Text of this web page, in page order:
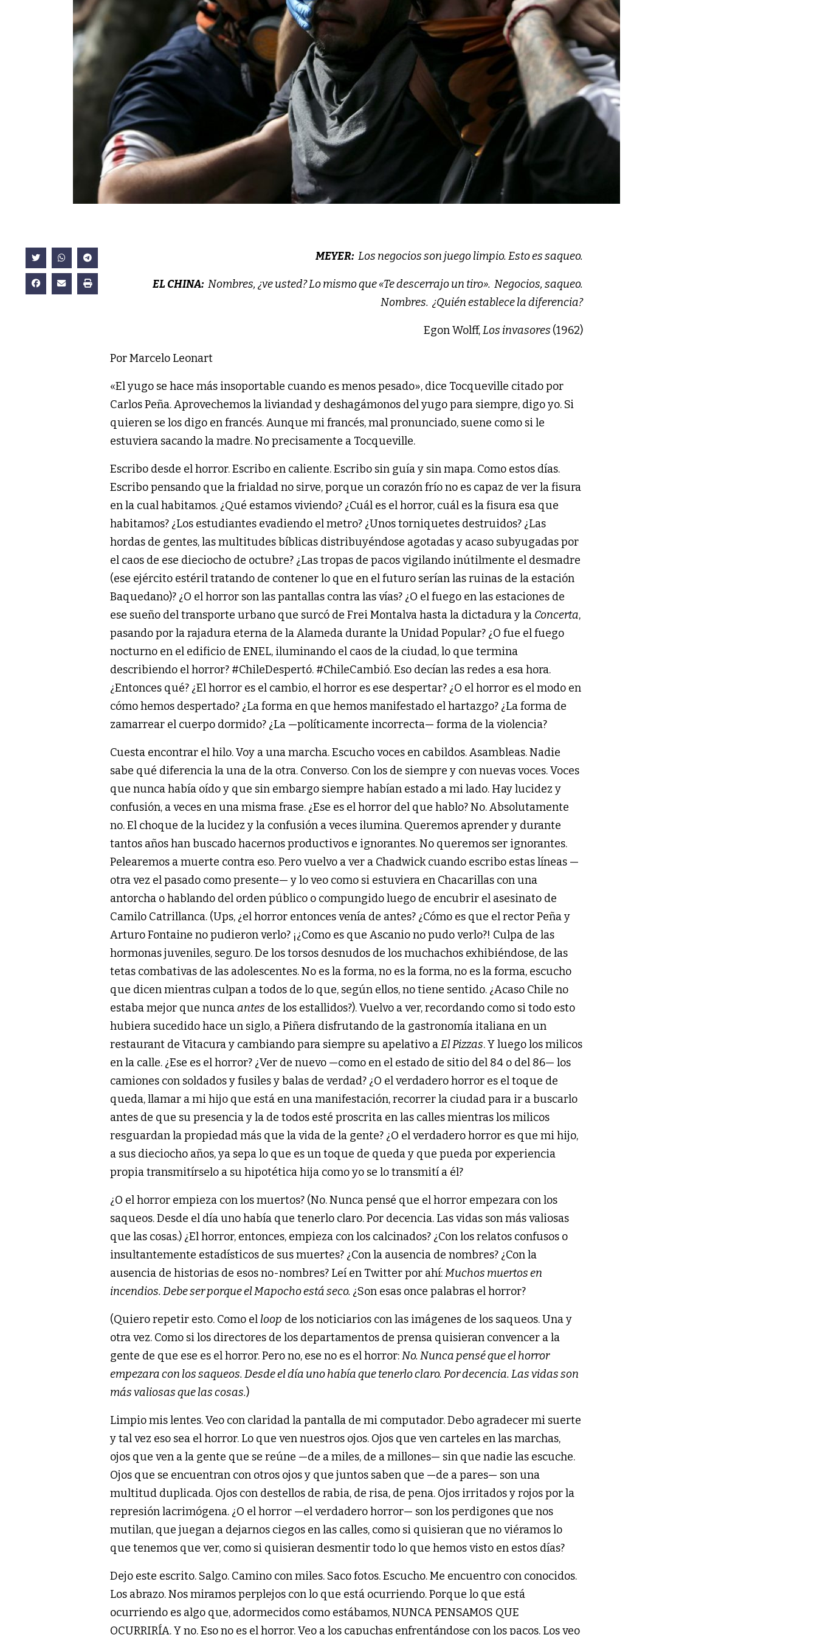
MEYER: Los negocios son juego limpio. Esto es saqueo.
EL CHINA:Nombres, ¿ve usted? Lo mismo que «Te descerrajo un tiro». Negocios, saqueo.
Nombres. ¿Quién establece la diferencia?
Egon Wolff,Los invasores (1962)
Por Marcelo Leonart
«El yugo se hace más insoportable cuando es menos pesado», dice Tocqueville citado por
Carlos Peña. ‪Aprovechemos la liviandad y deshagámonos del yugo para siempre, digo yo. ‪Si
quieren se los digo en francés. Aunque mi francés, mal pronunciado, suene como si le
estuviera sacando la madre. No precisamente a Tocqueville.
Escribo desde el horror. Escribo en caliente. Escribo sin guía y sin mapa. Como estos días.
Escribo pensando que la frialdad no sirve, porque un corazón frío no es capaz de ver la fisura
en la cual habitamos. ¿Qué estamos viviendo? ¿Cuál es el horror, cuál es la fisura esa que
habitamos? ¿Los estudiantes evadiendo el metro? ¿Unos torniquetes destruidos? ¿Las
hordas de gentes, las multitudes bíblicas distribuyéndose agotadas y acaso subyugadas por
el caos de ese dieciocho de octubre? ¿Las tropas de pacos vigilando inútilmente el desmadre
(ese ejército estéril tratando de contener lo que en el futuro serían las ruinas de la estación
Baquedano)? ¿O el horror son las pantallas contra las vías? ¿O el fuego en las estaciones de
ese sueño del transporte urbano que surcó de Frei Montalva hasta la dictadura y la Concerta,
pasando por la rajadura eterna de la Alameda durante la Unidad Popular? ¿O fue el fuego
nocturno en el edificio de ENEL, iluminando el caos de la ciudad, lo que termina
describiendo el horror? #ChileDespertó. #ChileCambió. Eso decían las redes a esa hora.
¿Entonces qué? ¿El horror es el cambio, el horror es ese despertar? ¿O el horror es el modo en
cómo hemos despertado? ¿La forma en que hemos manifestado el hartazgo? ¿La forma de
zamarrear el cuerpo dormido? ¿La —políticamente incorrecta— forma de la violencia?
Cuesta encontrar el hilo. Voy a una marcha. Escucho voces en cabildos. Asambleas. Nadie
sabe qué diferencia la una de la otra. Converso. Con los de siempre y con nuevas voces. Voces
que nunca había oído y que sin embargo siempre habían estado a mi lado. Hay lucidez y
confusión, a veces en una misma frase. ¿Ese es el horror del que hablo? No. Absolutamente
no. El choque de la lucidez y la confusión a veces ilumina. Queremos aprender y durante
tantos años han buscado hacernos productivos e ignorantes. No queremos ser ignorantes.
Pelearemos a muerte contra eso. Pero vuelvo a ver a Chadwick cuando escribo estas líneas —
otra vez el pasado como presente— y lo veo como si estuviera en Chacarillas con una
antorcha o hablando del orden público o compungido luego de encubrir el asesinato de
Camilo Catrillanca. (Ups, ¿el horror entonces venía de antes? ¿Cómo es que el rector Peña y
Arturo Fontaine no pudieron verlo? ¡¿Como es que Ascanio no pudo verlo?! Culpa de las
hormonas juveniles, seguro. De los torsos desnudos de los muchachos exhibiéndose, de las
tetas combativas de las adolescentes. No es la forma, no es la forma, no es la forma, escucho
que dicen mientras culpan a todos de lo que, según ellos, no tiene sentido. ¿Acaso Chile no
estaba mejor que nuncaantes de los estallidos?). Vuelvo a ver, recordando como si todo esto
hubiera sucedido hace un siglo, a Piñera disfrutando de la gastronomía italiana en un
restaurant de Vitacura y cambiando para siempre su apelativo aEl Pizzas. Y luego los milicos
en la calle. ¿Ese es el horror? ¿Ver de nuevo —como en el estado de sitio del 84 o del 86— los
camiones con soldados y fusiles y balas de verdad? ¿O el verdadero horror es el toque de
queda, llamar a mi hijo que está en una manifestación, recorrer la ciudad para ir a buscarlo
antes de que su presencia y la de todos esté proscrita en las calles mientras los milicos
resguardan la propiedad más que la vida de la gente? ¿O el verdadero horror es que mi hijo,
a sus dieciocho años, ya sepa lo que es un toque de queda y que pueda por experiencia
propia transmitírselo a su hipotética hija como yo se lo transmití a él?
¿O el horror empieza con los muertos? (No. Nunca pensé que el horror empezara con los
saqueos. Desde el día uno había que tenerlo claro. Por decencia. Las vidas son más valiosas
que las cosas.) ¿El horror, entonces, empieza con los calcinados? ¿Con los relatos confusos o
insultantemente estadísticos de sus muertes? ¿Con la ausencia de nombres? ¿Con la
ausencia de historias de esos no-nombres? Leí en Twitter por ahí:Muchos muertos en
incendios. Debe ser porque el Mapocho está seco. ¿Son esas once palabras el horror?
(Quiero repetir esto. Como el loop de los noticiarios con las imágenes de los saqueos. Una y
otra vez. Como si los directores de los departamentos de prensa quisieran convencer a la
gente de que ese es el horror. Pero no, ese no es el horror:No. Nunca pensé que el horror
empezara con los saqueos. Desde el día uno había que tenerlo claro. Por decencia. Las vidas son
más valiosas que las cosas.)
Limpio mis lentes. Veo con claridad la pantalla de mi computador. Debo agradecer mi suerte
y tal vez eso sea el horror. Lo que ven nuestros ojos. Ojos que ven carteles en las marchas,
ojos que ven a la gente que se reúne —de a miles, de a millones— sin que nadie las escuche.
Ojos que se encuentran con otros ojos y que juntos saben que —de a pares— son una
multitud duplicada. Ojos con destellos de rabia, de risa, de pena. Ojos irritados y rojos por la
represión lacrimógena. ¿O el horror —el verdadero horror— son los perdigones que nos
mutilan, que juegan a dejarnos ciegos en las calles, como si quisieran que no viéramos lo
que tenemos que ver, como si quisieran desmentir todo lo que hemos visto en estos días?
Dejo este escrito. Salgo. Camino con miles. Saco fotos. Escucho. Me encuentro con conocidos.
Los abrazo. Nos miramos perplejos con lo que está ocurriendo. Porque lo que está
ocurriendo es algo que, adormecidos como estábamos, NUNCA PENSAMOS QUE
OCURRIRÍA. Y no. Eso no es el horror. Veo a los capuchas enfrentándose con los pacos. Los veo